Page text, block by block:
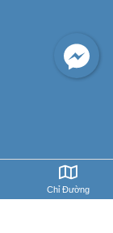
Chỉ Đường